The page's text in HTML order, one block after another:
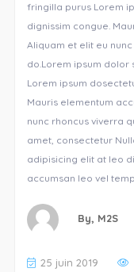
fringilla purus Lorem
dignissim congue.
Aliquam et elit eu
do.Lorem ipsum dolor
Lorem ipsum
Mauris elementum
nunc rhoncus viverra
amet, consectetur
adipisicing elit at leo
accumsan leo vel
By, M2S
25 juin 2019